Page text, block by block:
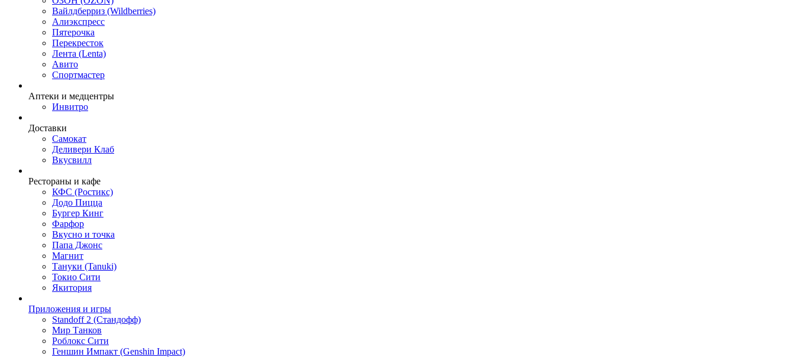
Вайлдберриз (Wildberries)
Алиэкспресс
Пятерочка
Перекресток
Лента (Lenta)
Авито
Спортмастер
Аптеки и медцентры
Инвитро
Доставки
Самокат
Деливери Клаб
Вкусвилл
Рестораны и кафе
КФС (Ростикс)
Додо Пицца
Бургер Кинг
Фарфор
Вкусно и точка
Папа Джонс
Магнит
Тануки (Tanuki)
Токио Сити
Якитория
Приложения и игры
Standoff 2 (Стандофф)
Мир Танков
Роблокс Сити
Геншин Импакт (Genshin Impact)